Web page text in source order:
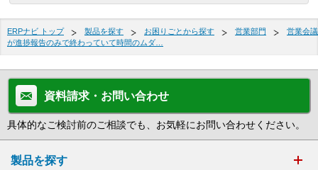
ERPナビ トップ 製品を探す お困りごとから探す 営業部門
営業会議
が進捗報告のみで終わっていて時間のムダ…
資料請求・お問い合わせ
具体的なご検討前のご相談でも、お気軽にお問い合わせください。
製品を探す